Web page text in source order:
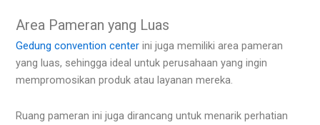
Area Pameran yang Luas
Gedung convention center ini juga memiliki area pameran
yang luas, sehingga ideal untuk perusahaan yang ingin
mempromosikan produk atau layanan mereka.
Ruang pameran ini juga dirancang untuk menarik perhatian